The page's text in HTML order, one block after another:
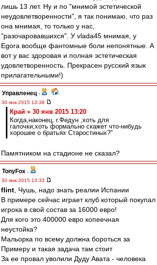
лишь 13 лет. Ну и по "мнимой эстетической
неудовлетворенности", я так понимаю, что раз
она мнимая, то только у нас,
"разочаровавшихся". У vlada45 мнимая, у
Egora вообще фантомные боли непонятные. А
вот у вас здоровая и полная эстетическая
удовлетворенность. Прекрасен русский язык
прилагательными!)
Управленец -
30 янв 2015 13:38
Край » 30 янв 2015 13:20
Когда,наконец, г.Федун ,хоть для
галочки,хоть формально скажет что-нибудь
хорошее о братьях Старостиных?"
Памятником на стадионе не сказал?
TonyFox -
30 янв 2015 13:33
flint , Чушь, надо знать реалии Испании
В примере сейчас играет клуб который покупал
игрока в свой состав за 16000 евро!
Для кого это 400000 евро копеечная
неустойка?
Мальорка по всему должна бороться за
Примеру и такая задача там стоит
За ее провал уволили Дуду Авата - человека